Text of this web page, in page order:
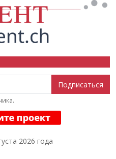
2026 года